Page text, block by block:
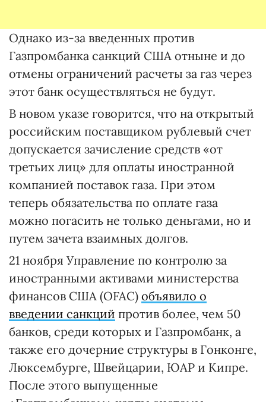
Однако из-за введенных против
Газпромбанка санкций США отныне и до
отмены ограничений расчеты за газ через
этот банк осуществляться не будут.
В новом указе говорится, что на открытый
российским поставщиком рублевый счет
допускается зачисление средств «от
третьих лиц» для оплаты иностранной
компанией поставок газа. При этом
теперь обязательства по оплате газа
можно погасить не только деньгами, но и
путем зачета взаимных долгов.
21 ноября Управление по контролю за
иностранными активами министерства
финансов США (OFAC) объявило о
введении санкций против более, чем 50
банков, среди которых и Газпромбанк, а
также его дочерние структуры в Гонконге,
Люксембурге, Швейцарии, ЮАР и Кипре.
После этого выпущенные